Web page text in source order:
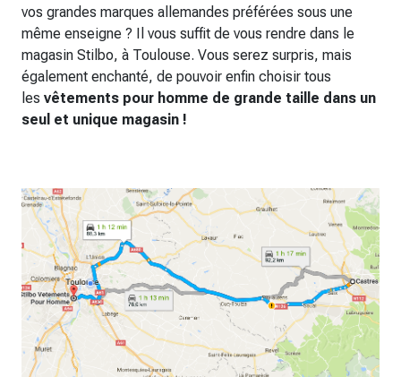
vos grandes marques allemandes préférées sous une
même enseigne ? Il vous suffit de vous rendre dans le
magasin Stilbo, à Toulouse. Vous serez surpris, mais
également enchanté, de pouvoir enfin choisir tous
les vêtements pour homme de grande taille dans un
seul et unique magasin !